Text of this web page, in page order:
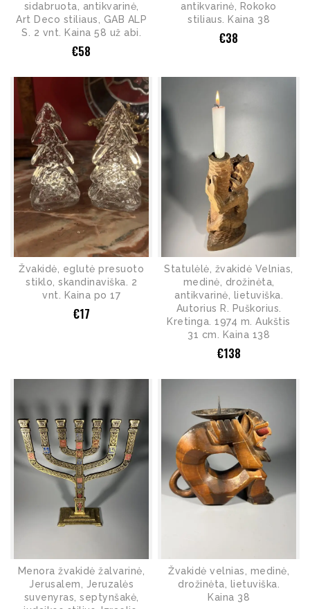
sidabruota, antikvarinė,
Art Deco stiliaus, GAB ALP
S. 2 vnt. Kaina 58 už abi.
€58
antikvarinė, Rokoko
stiliaus. Kaina 38
€38
Žvakidė, eglutė presuoto
stiklo, skandinaviška. 2
vnt. Kaina po 17
€17
Statulėlė, žvakidė Velnias,
medinė, drožinėta,
antikvarinė, lietuviška.
Autorius R. Puškorius.
Kretinga. 1974 m. Aukštis
31 cm. Kaina 138
€138
Menora žvakidė žalvarinė,
Jerusalem, Jeruzalės
suvenyras, septynšakė,
Žvakidė velnias, medinė,
drožinėta, lietuviška.
Kaina 38